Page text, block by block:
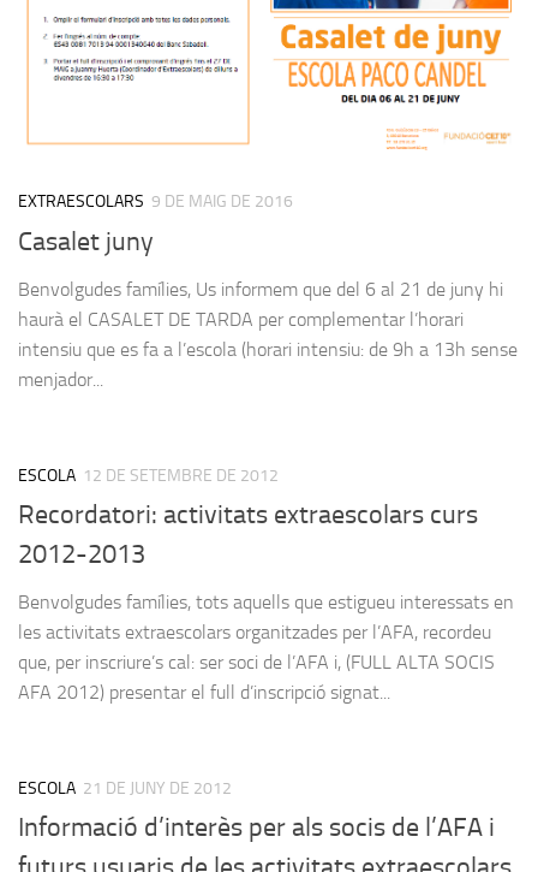
EXTRAESCOLARS 9 DE MAIG DE 2016
Casalet juny
Benvolgudes famílies, Us informem que del 6 al 21 de juny hi
haurà el CASALET DE TARDA per complementar l’horari
intensiu que es fa a l’escola (horari intensiu: de 9h a 13h sense
menjador...
ESCOLA 12 DE SETEMBRE DE 2012
Recordatori: activitats extraescolars curs
2012-2013
Benvolgudes famílies, tots aquells que estigueu interessats en
les activitats extraescolars organitzades per l’AFA, recordeu
que, per inscriure’s cal: ser soci de l’AFA i, (FULL ALTA SOCIS
AFA 2012) presentar el full d’inscripció signat...
ESCOLA 21 DE JUNY DE 2012
Informació d’interès per als socis de l’AFA i